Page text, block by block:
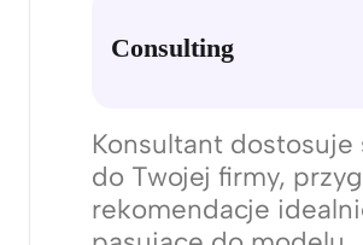
Nasz zespół z
grafiki, aby
przekazać ofertę,
marki i zwiększyć
zaangażowanie